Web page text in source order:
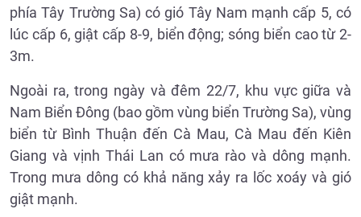
phía Tây Trường Sa) có gió Tây Nam mạnh cấp 5, có
lúc cấp 6, giật cấp 8-9, biển động; sóng biển cao từ 2-
3m.
Ngoài ra, trong ngày và đêm 22/7, khu vực giữa và
Nam Biển Đông (bao gồm vùng biển Trường Sa), vùng
biển từ Bình Thuận đến Cà Mau, Cà Mau đến Kiên
Giang và vịnh Thái Lan có mưa rào và dông mạnh.
Trong mưa dông có khả năng xảy ra lốc xoáy và gió
giật mạnh.